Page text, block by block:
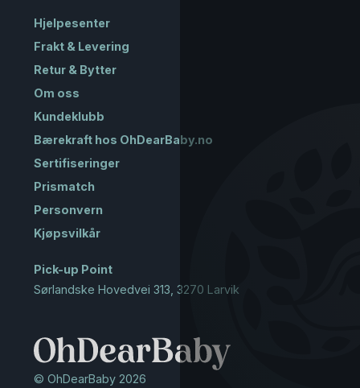
Hjelpesenter
Frakt & Levering
Retur & Bytter
Om oss
Kundeklubb
Bærekraft hos OhDearBaby.no
Sertifiseringer
Prismatch
Personvern
Kjøpsvilkår
Pick-up Point
Sørlandske Hovedvei 313, 3270 Larvik
© OhDearBaby 2026